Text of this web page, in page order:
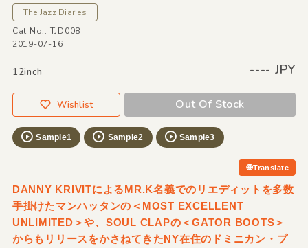
The Jazz Diaries
Cat No.: TJD008
2019-07-16
12inch ---- JPY
Wishlist Out Of Stock
Sample1 Sample2 Sample3
Translate
DANNY KRIVITによるMR.K名義でのリエディットを多数
手掛けたマンハッタンの＜MOST EXCELLENT
UNLIMITED＞や、SOUL CLAPの＜GATOR BOOTS＞
からもリリースをかさねてきたNY在住のドミニカン・プ